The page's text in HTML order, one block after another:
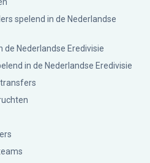
spelend in de Nederlandse
de Nederlandse Eredivisie
in de Nederlandse Eredivisie
transfers